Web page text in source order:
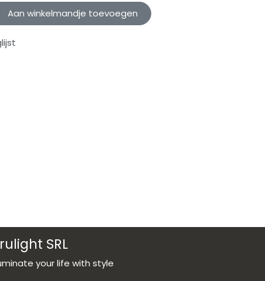
Aan winkelmandje toevoegen
SRL
your life with style